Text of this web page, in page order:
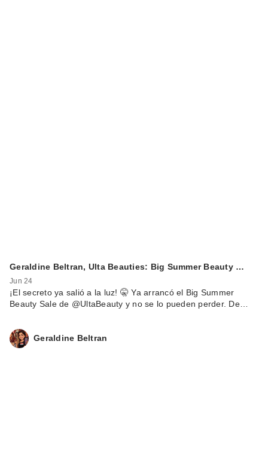
Geraldine Beltran, Ulta Beauties: Big Summer Beauty …
Jun 24
¡El secreto ya salió a la luz! 🤫 Ya arrancó el Big Summer
Beauty Sale de @UltaBeauty y no se lo pueden perder. De…
Geraldine Beltran